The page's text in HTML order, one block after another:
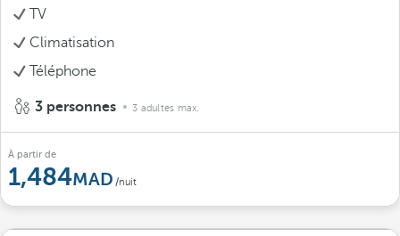
TV
Climatisation
Téléphone
3 personnes 3 adultes max.
À partir de
1,484 /nuit